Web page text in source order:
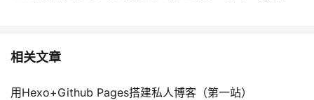
相关文章
用Hexo+Github Pages搭建私人博客（第一站）